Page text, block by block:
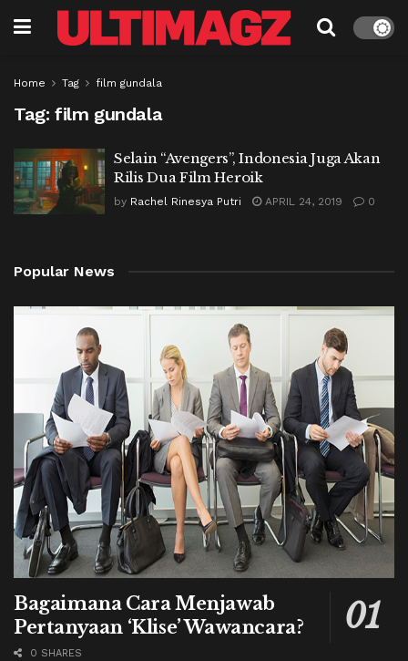
Home Tag film gundala
Tag: film gundala
Selain “Avengers”, Indonesia Juga Akan
Rilis Dua Film Heroik
by Rachel Rinesya Putri APRIL 24, 2019 0
Popular News
Bagaimana Cara Menjawab
Pertanyaan ‘Klise’ Wawancara?
0 SHARES